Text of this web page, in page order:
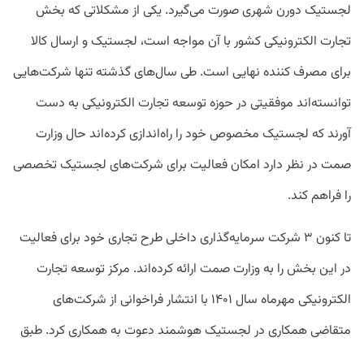
لجستیک دورن شهری صورت می‌گیرد. یکی از مشکلاتی که بخش
تجارت الکترونیکی کشور با آن مواجه است، لجستیک و ارسال کالا
برای مصرف کننده نهایی است. طی سال‌های گذشته تنها شرکت‌هایی
توانسته‌اند موفقیتی در حوزه توسعه تجارت الکترونیکی به دست
آورند که لجستیک مخصوص خود را راه‌اندازی کرده‌اند حال وزارت
صمت در نظر دارد امکان فعالیت برای شرکت‌های لجستیک تخصصی
را فراهم کند.
تا کنون ۳ شرکت سرمایه‌گذاری داخلی طرح تجاری خود برای فعالیت
در این بخش را به وزارت صمت ارائه کرده‌اند. مرکز توسعه تجارت
الکترونیکی مهرماه سال ۱۴۰۱ با انتشار فراخوانی از شرکت‌های
متقاضی همکاری در لجستیک هوشمند دعوت به همکاری کرد. طبق